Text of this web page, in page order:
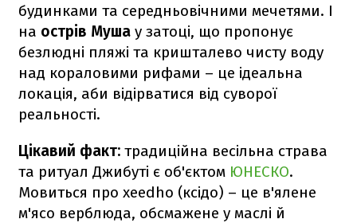
будинками та середньовічними мечетями. І
на острів Муша у затоці, що пропонує
безлюдні пляжі та кришталево чисту воду
над кораловими рифами – це ідеальна
локація, аби відірватися від суворої
реальності.
Цікавий факт: традиційна весільна страва
та ритуал Джибуті є об'єктом ЮНЕСКО.
Мовиться про xeedho (ксідо) – це в'ялене
м'ясо верблюда, обсмажене у маслі й